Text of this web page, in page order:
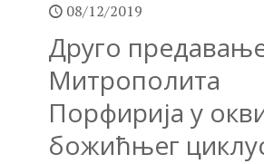
08/12/2019
Друго
Митрополита
Порфирија у
божићњег